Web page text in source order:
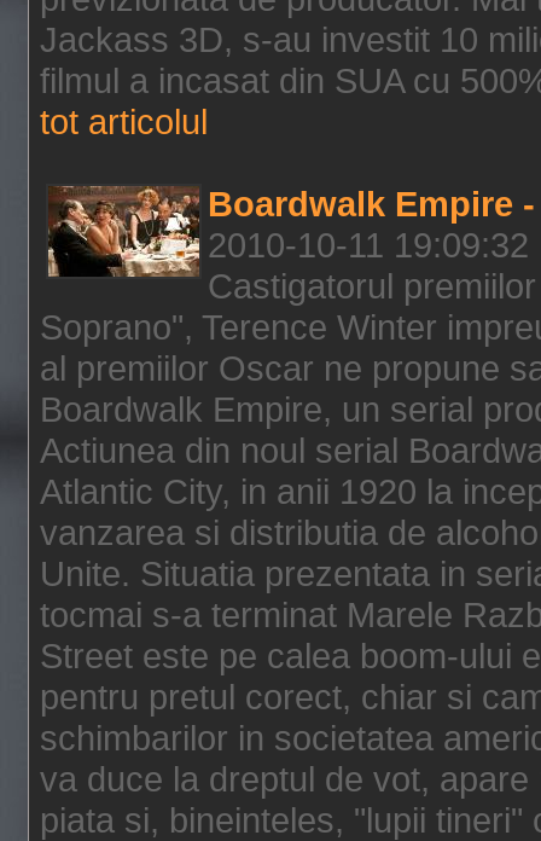
Jackass 3D, s-au investit 10
filmul a incasat din SUA cu
tot articolul
Boardwalk Empire
2010-10-11 19:09:32
Castigatorul
Soprano", Terence Winter
al premiilor Oscar ne propune
Boardwalk Empire, un serial
Actiunea din noul serial
Atlantic City, in anii 1920 la
vanzarea si distributia de
Unite. Situatia prezentata in
tocmai s-a terminat Marele
Street este pe calea boom-ului
pentru pretul corect, chiar si
schimbarilor in societatea
va duce la dreptul de vot,
piata si, bineinteles, "lupii